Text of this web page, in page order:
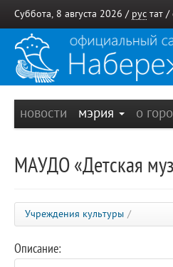
Суббота, 8 августа 2026 / рус тат /
новости мэрия о
МАУДО «Детская
Учреждения культуры /
Описание: